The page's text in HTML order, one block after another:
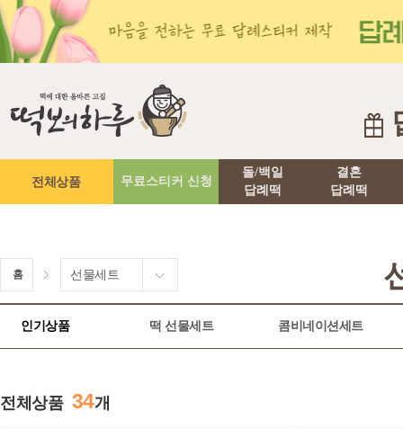
전체상품 무료스티커 신청
돌/백일
답례떡
결혼
답례떡
홈 선물세트
인기상품 떡 선물세트 콤비네이션세트
전체상품 34개